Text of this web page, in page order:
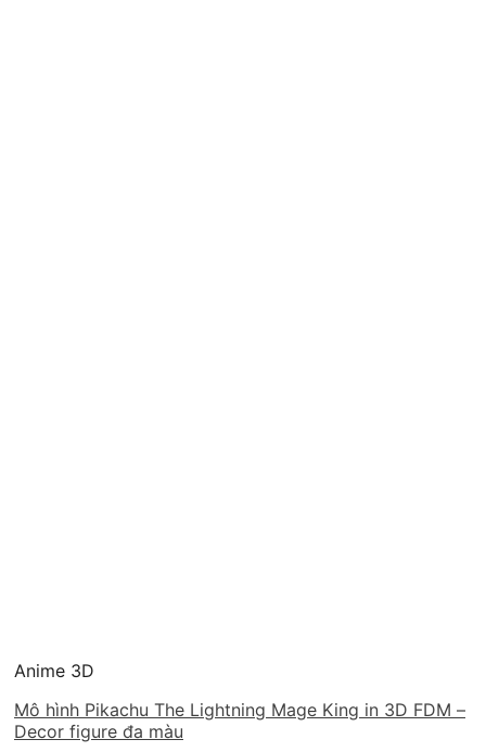
Anime 3D
Mô hình Pikachu The Lightning Mage King in 3D FDM –
Decor figure đa màu